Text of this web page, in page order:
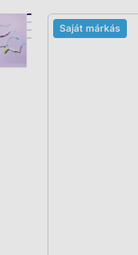
Baba, babakocsi
Bébijáték, kellék
Saját márkás